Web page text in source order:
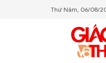
Thứ Năm, 06/08/